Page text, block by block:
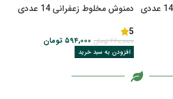
دمنوش مخلوط زعفرانی 14 عددی
5
۶۶۰,۰۰۰تومان ۵۹۴,۰۰۰ تومان
افزودن به سبد خرید